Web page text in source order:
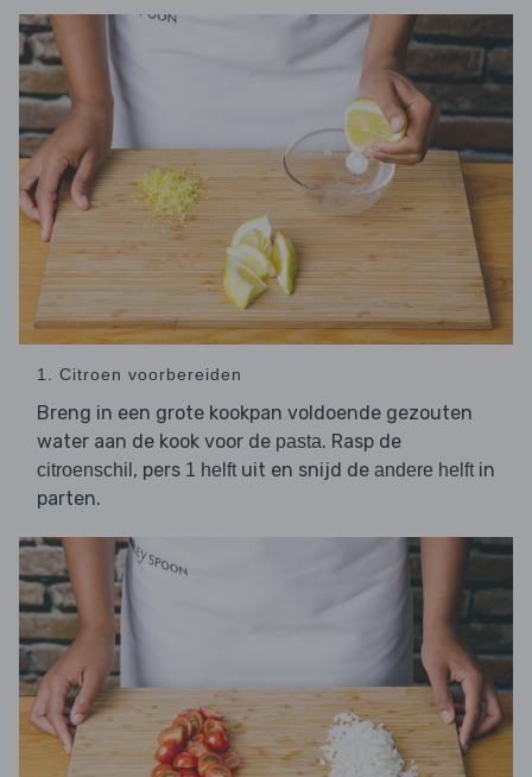
1. Citroen voorbereiden
Breng in een grote kookpan voldoende gezouten
water aan de kook voor de pasta. Rasp de
citroenschil , pers 1 helft uit en snijd de andere helft in
parten.